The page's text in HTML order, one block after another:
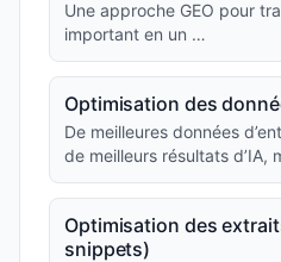
Une approche GEO pour
important en un …
Optimisation des
De meilleures données
de meilleurs résultats d’IA,
Optimisation des
snippets)